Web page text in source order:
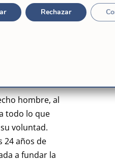
hombre, al
todo lo que
voluntad.
24 años de
a fundar la
Rechazar